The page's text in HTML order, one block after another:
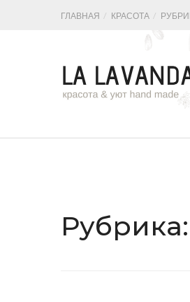
ГЛАВНАЯ КРАСОТА
Рубрика: